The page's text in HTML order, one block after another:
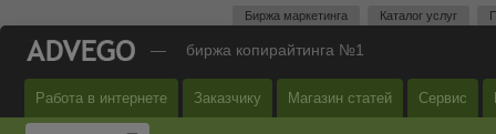
Биржа маркетинга Каталог услуг
— биржа копирайтинга №1
Работа в интернете Заказчику Магазин статей Сервис